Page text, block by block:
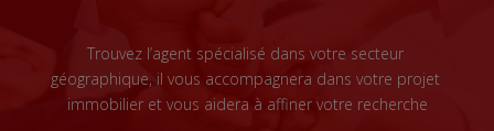
Trouvez l’agent spécialisé dans votre secteur
géographique, il vous accompagnera dans votre projet
immobilier et vous aidera à affiner votre recherche